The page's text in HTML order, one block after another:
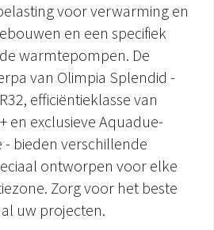
voor verwarming en
en een specifiek
warmtepompen. De
van Olimpia Splendid -
efficiëntieklasse van
en exclusieve Aquadue-
bieden verschillende
ontworpen voor elke
Zorg voor het beste
uw projecten.